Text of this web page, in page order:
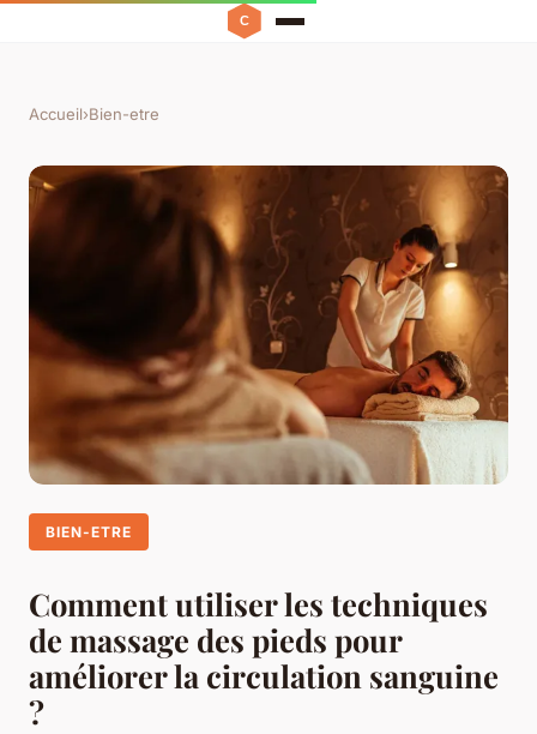
Accueil›Bien-etre
BIEN-ETRE
Comment utiliser les techniques
de massage des pieds pour
améliorer la circulation sanguine
?